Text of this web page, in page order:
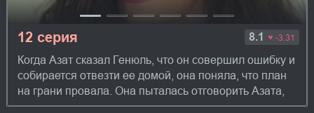
12 серия 8.1 -3.31
Когда Азат сказал Генюль, что он совершил ошибку и
собирается отвезти ее домой, она поняла, что план
на грани провала. Она пыталась отговорить Азата,
но не смогла и тогда выстрелил...